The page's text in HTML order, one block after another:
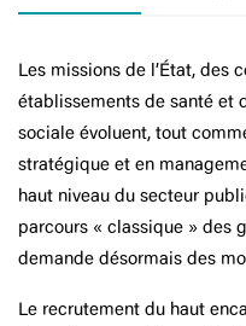
Les missions de l’État, des
établissements de santé et
sociale évoluent, tout
stratégique et en
haut niveau du secteur
parcours « classique » des
demande désormais des
Le recrutement du haut